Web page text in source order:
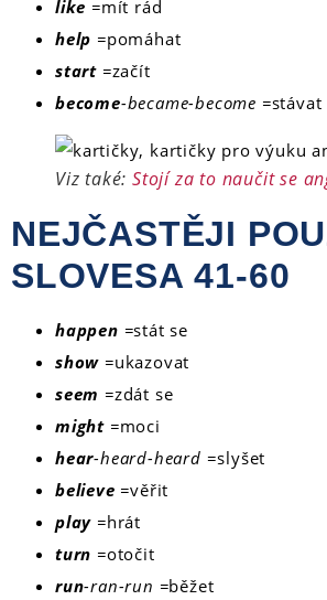
like =mít rád
help =pomáhat
start =začít
become-became-become =stávat
Viz také: Stojí za to naučit se
NEJČASTĚJI
SLOVESA 41-60
happen =stát se
show =ukazovat
seem =zdát se
might =moci
hear-heard-heard =slyšet
believe =věřit
play =hrát
turn =otočit
run-ran-run =běžet